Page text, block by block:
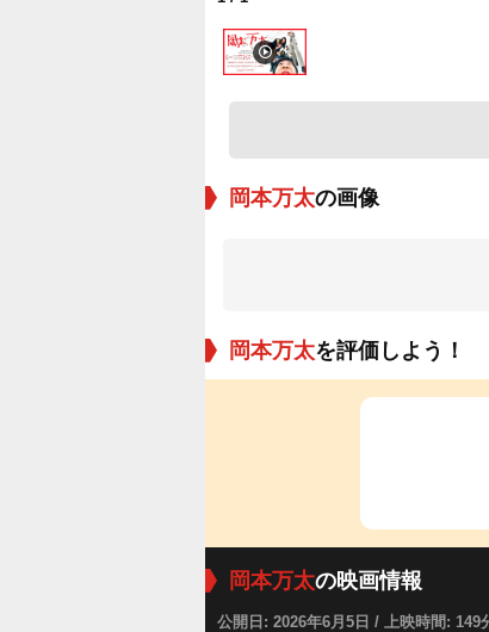
岡本万太の画像
岡本万太を評価しよう！
岡本万太の映画情報
公開日: 2026年6月5日 / 上映時間: 149